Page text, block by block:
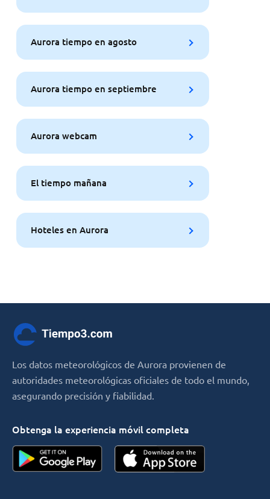
Aurora tiempo en agosto
Aurora tiempo en septiembre
Aurora webcam
El tiempo mañana
Hoteles en Aurora
Los datos meteorológicos de Aurora provienen de
autoridades meteorológicas oficiales de todo el mundo,
asegurando precisión y fiabilidad.
Obtenga la experiencia móvil completa